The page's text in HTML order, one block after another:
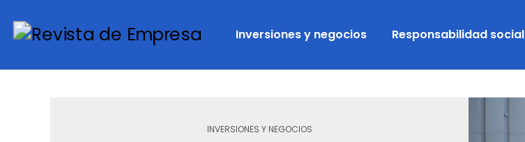
Inversiones y negocios Responsabilidad social
INVERSIONES Y NEGOCIOS